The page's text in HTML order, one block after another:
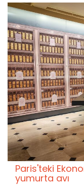
Paris'teki
yumurta avı